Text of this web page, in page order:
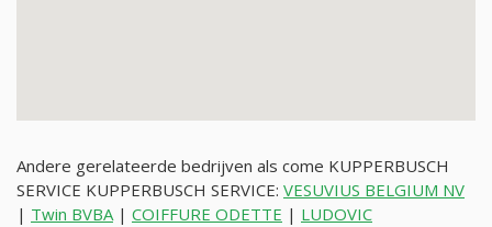
Andere gerelateerde bedrijven als come KUPPERBUSCH
SERVICE KUPPERBUSCH SERVICE: VESUVIUS BELGIUM NV
| Twin BVBA| COIFFURE ODETTE | LUDOVIC